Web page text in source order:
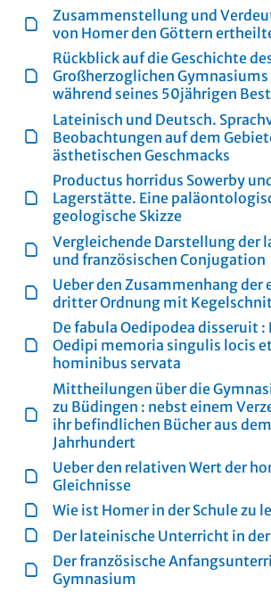
Zusammenstellung und
von Homer den Göttern
Rückblick auf die Geschichte
Großherzoglichen
während seines 50jährigen
Lateinisch und Deutsch.
Beobachtungen auf dem
ästhetischen Geschmacks
Productus horridus Sowerby
Lagerstätte. Eine
geologische Skizze
Vergleichende Darstellung der
und französischen Conjugation
Ueber den Zusammenhang der
dritter Ordnung mit
De fabula Oedipodea disseruit :
Oedipi memoria singulis locis
hominibus servata
Mittheilungen über die
zu Büdingen : nebst einem
ihr befindlichen Bücher aus dem
Jahrhundert
Ueber den relativen Wert der
Gleichnisse
Wie ist Homer in der Schule zu
Der lateinische Unterricht in der
Der französische
Gymnasium